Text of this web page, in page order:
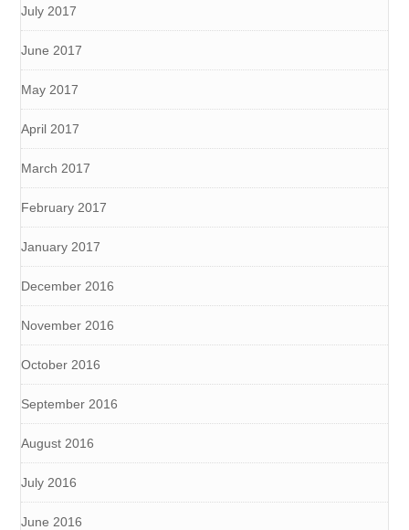
July 2017
June 2017
May 2017
April 2017
March 2017
February 2017
January 2017
December 2016
November 2016
October 2016
September 2016
August 2016
July 2016
June 2016